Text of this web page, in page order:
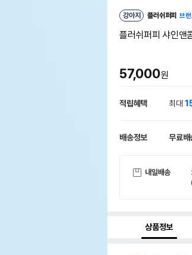
강아지 플러쉬퍼피 브
플러쉬퍼피 샤인앤
57,000원
적립혜택 최대
배송정보 무료배
내일배송
상품정보